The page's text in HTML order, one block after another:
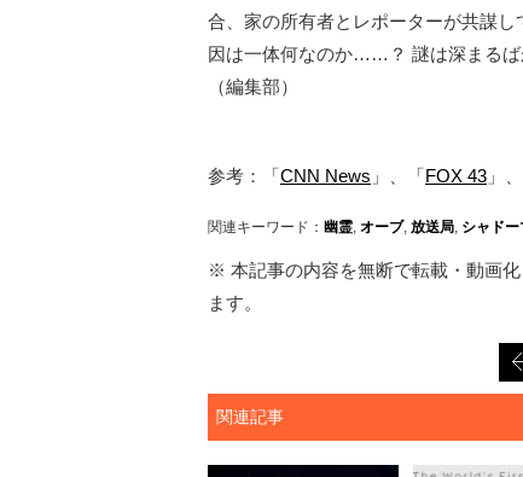
合、家の所有者とレポーターが共謀
因は一体何なのか……？ 謎は深まるば
（編集部）
参考：「CNN News 」、「FOX 43 」
関連キーワード： 幽霊, オーブ, 放送局, シャドー
※ 本記事の内容を無断で転載・動画
ます。
関連記事